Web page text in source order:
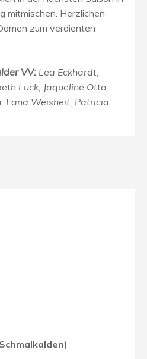
mitmischen. Herzlichen
zum verdienten
VV: Lea Eckhardt,
Luck, Jaqueline Otto,
Lana Weisheit, Patricia